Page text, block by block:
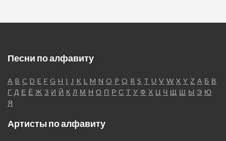
Песни по алфавиту
A B C D E F G H I J K L M N O P Q R S T U V W X Y Z А Б В
Г Д Е Ё Ж З И Й К Л М Н О П Р С Т У Ф Х Ц Ч Щ Ш Ы Э Ю
Я
Артисты по алфавиту